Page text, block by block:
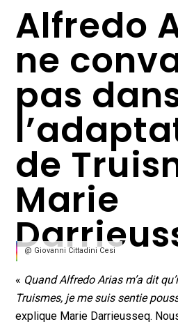
Alfredo
ne
pas
de
Marie
@ Giovanni Cittadini Cesi
« Quand Alfredo Arias m’a dit
Truismes, je me suis sentie
explique Marie Darrieusseq.